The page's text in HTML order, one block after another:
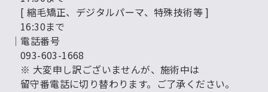
[ 縮毛矯正、デジタルパーマ、特殊技術等 ]
16:30まで
│電話番号
093-603-1668
※ 大変申し訳ございませんが、施術中は
留守番電話に切り替わります。ご了承ください。